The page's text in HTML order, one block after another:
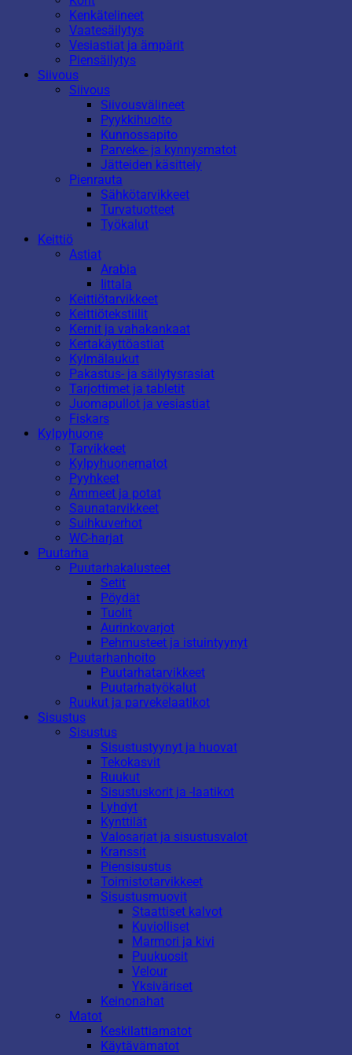
Kenkätelineet
Vaatesäilytys
Vesiastiat ja ämpärit
Piensäilytys
Siivous
Siivous
Siivousvälineet
Pyykkihuolto
Kunnossapito
Parveke- ja kynnysmatot
Jätteiden käsittely
Pienrauta
Sähkötarvikkeet
Turvatuotteet
Työkalut
Keittiö
Astiat
Arabia
Iittala
Keittiötarvikkeet
Keittiötekstiilit
Kernit ja vahakankaat
Kertakäyttöastiat
Kylmälaukut
Pakastus- ja säilytysrasiat
Tarjottimet ja tabletit
Juomapullot ja vesiastiat
Fiskars
Kylpyhuone
Tarvikkeet
Kylpyhuonematot
Pyyhkeet
Ammeet ja potat
Saunatarvikkeet
Suihkuverhot
WC-harjat
Puutarha
Puutarhakalusteet
Setit
Pöydät
Tuolit
Aurinkovarjot
Pehmusteet ja istuintyynyt
Puutarhanhoito
Puutarhatarvikkeet
Puutarhatyökalut
Ruukut ja parvekelaatikot
Sisustus
Sisustus
Sisustustyynyt ja huovat
Tekokasvit
Ruukut
Sisustuskorit ja -laatikot
Lyhdyt
Kynttilät
Valosarjat ja sisustusvalot
Kranssit
Piensisustus
Toimistotarvikkeet
Sisustusmuovit
Staattiset kalvot
Kuviolliset
Marmori ja kivi
Puukuosit
Velour
Yksiväriset
Keinonahat
Matot
Keskilattiamatot
Käytävämatot